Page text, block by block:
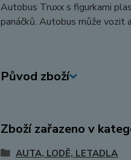
Autobus Truxx s figurkami
panáčků. Autobus může vozit
Původ zboží
Zboží zařazeno v
AUTA, LODĚ, LETADLA